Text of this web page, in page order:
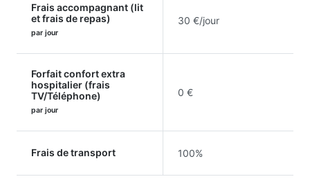
Frais accompagnant (lit
et frais de repas)
par jour
30 €/jour
Forfait confort extra
hospitalier (frais
TV/Téléphone)
par jour
0 €
Frais de transport 100%